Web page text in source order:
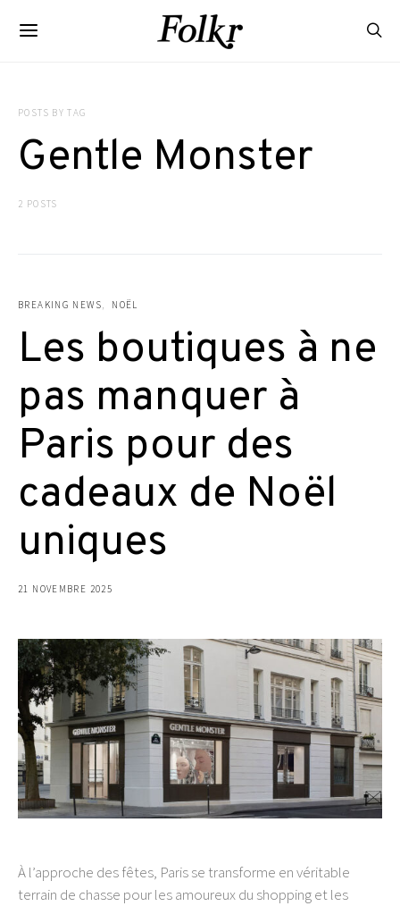
POSTS BY TAG
Gentle Monster
2 POSTS
BREAKING NEWS NOËL
Les boutiques à ne
pas manquer à
Paris pour des
cadeaux de Noël
uniques
21 NOVEMBRE 2025
À l’approche des fêtes, Paris se transforme en véritable
terrain de chasse pour les amoureux du shopping et les